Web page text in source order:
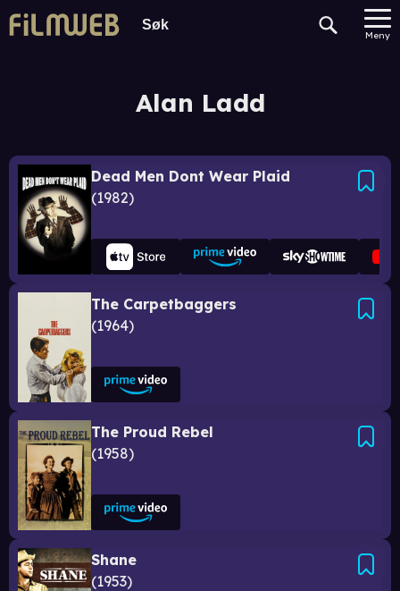
Meny
Alan Ladd
Dead Men Dont Wear Plaid
1982
The Carpetbaggers
1964
The Proud Rebel
1958
Shane
1953